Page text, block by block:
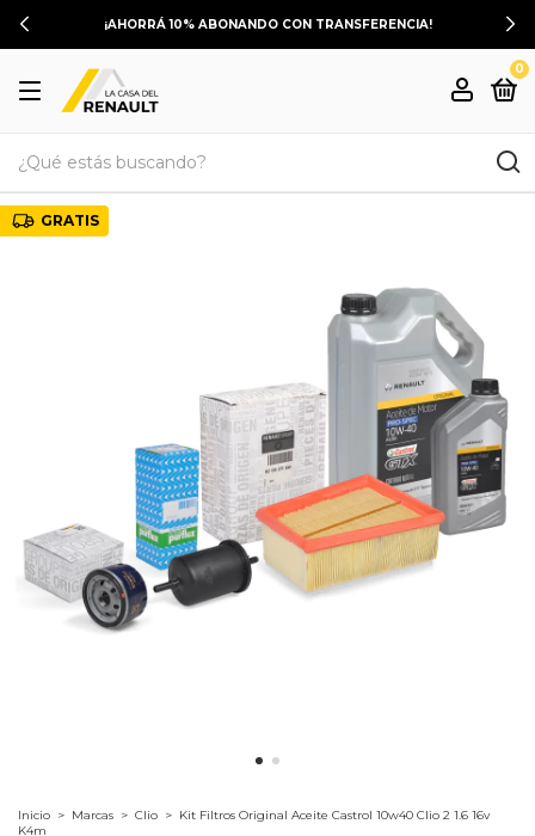
¡AHORRÁ 10% ABONANDO CON TRANSFERENCIA!
0
GRATIS
Inicio > Marcas > Clio > Kit Filtros Original Aceite Castrol 10w40 Clio 2 1.6 16v
K4m